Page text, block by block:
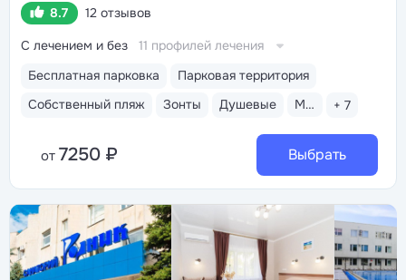
8.7
12 отзывов
Бесплатная парковка
Парковая территория
Собственный пляж
Зонты Душевые Медицинский пост + 7
С лечением и без 11 профилей лечения
от 7250 ₽ Выбрать